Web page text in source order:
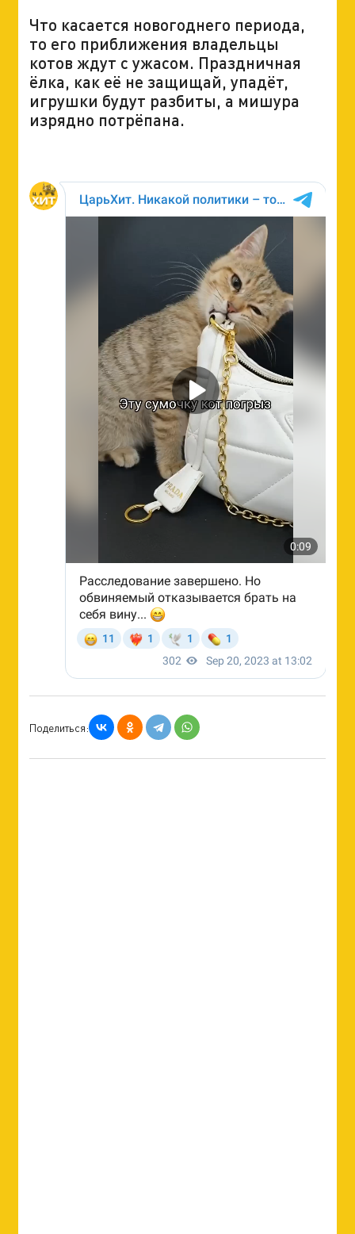
Что касается новогоднего периода,
то его приближения владельцы
котов ждут с ужасом. Праздничная
ёлка, как её не защищай, упадёт,
игрушки будут разбиты, а мишура
изрядно потрёпана.
Поделиться: